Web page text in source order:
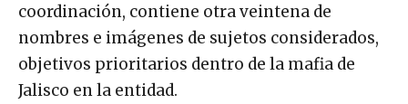
coordinación, contiene otra veintena de
nombres e imágenes de sujetos considerados,
objetivos prioritarios dentro de la mafia de
Jalisco en la entidad.